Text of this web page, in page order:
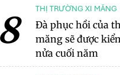
8 THỊ TRƯỜNG XI MĂNG
Đà phục hồi của
măng sẽ được
nửa cuối năm